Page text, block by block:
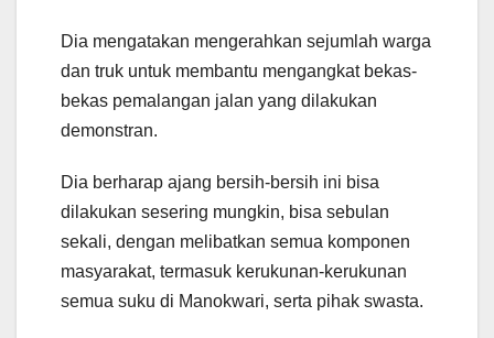
Dia mengatakan mengerahkan sejumlah warga
dan truk untuk membantu mengangkat bekas-
bekas pemalangan jalan yang dilakukan
demonstran.
Dia berharap ajang bersih-bersih ini bisa
dilakukan sesering mungkin, bisa sebulan
sekali, dengan melibatkan semua komponen
masyarakat, termasuk kerukunan-kerukunan
semua suku di Manokwari, serta pihak swasta.